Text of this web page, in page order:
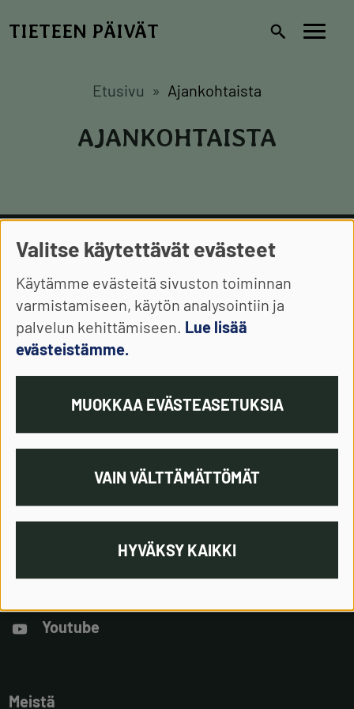
pääsisältöön
TIETEEN PÄIVÄT
Etusivu
Ajankohtaista
AJANKOHTAISTA
Tilaa Tiedetapahtumien
ystäväkirje
Sähköposti
Hyväksyn ystäväkirjeen lähettämisen
minulle sähköpostilla
LÄHETÄ
Youtube
Meistä
Valitse käytettävät evästeet
Käytämme evästeitä sivuston toiminnan
varmistamiseen, käytön analysointiin ja
palvelun kehittämiseen. Lue lisää
evästeistämme.
MUOKKAA EVÄSTEASETUKSIA
VAIN VÄLTTÄMÄTTÖMÄT
HYVÄKSY KAIKKI